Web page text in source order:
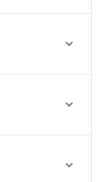


